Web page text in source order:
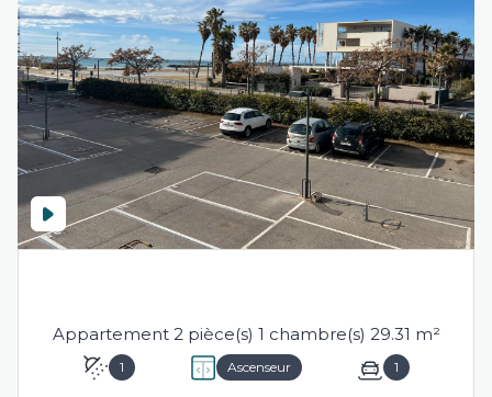
Appartement 2 pièce(s) 1 chambre(s) 29.31 m²
1 Ascenseur 1